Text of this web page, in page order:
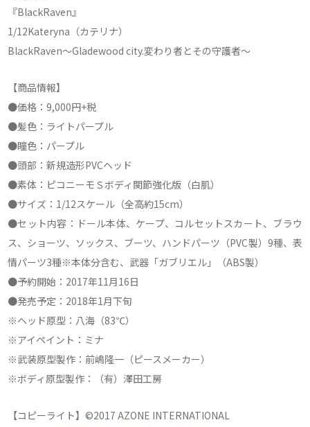
『BlackRaven』
1/12Kateryna（カテリナ）
BlackRaven～Gladewood city.変わり者とその守護者～
【商品情報】
●価格：9,000円+税
●髪色：ライトパープル
●瞳色：パープル
●頭部：新規造形PVCヘッド
●素体：ピコニーモＳボディ関節強化版（白肌）
●サイズ：1/12スケール（全高約15cm）
●セット内容：ドール本体、ケープ、コルセットスカート、ブラウ
ス、ショーツ、ソックス、ブーツ、ハンドパーツ（PVC製）9種、表
情パーツ3種※本体分含む、武器「ガブリエル」（ABS製）
●予約開始：2017年11月16日
●発売予定：2018年1月下旬
※ヘッド原型：八海（83℃）
※アイペイント：ミナ
※武装原型製作：前嶋隆一（ピースメーカー）
※ボディ原型製作：（有）澤田工房
【コピーライト】©2017 AZONE INTERNATIONAL